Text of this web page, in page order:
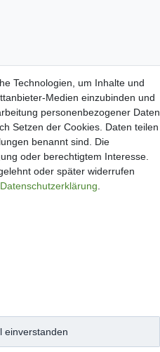
Technologien, um Inhalte und
Medien einzubinden und
personenbezogener Daten
Setzen der Cookies. Daten teilen
benannt sind. Die
oder berechtigtem Interesse.
oder später widerrufen
Daten­schutz­erklärung
einverstanden